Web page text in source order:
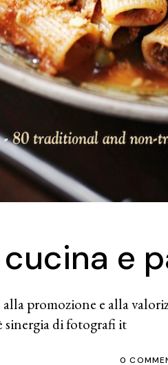
e
promozione e alla
sinergia di fotografi it
0